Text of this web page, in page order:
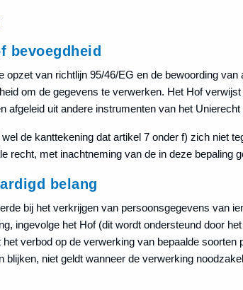
bevoegdheid
opzet van richtlijn 95/46/EG en de bewoording
om de gegevens te verwerken. Het Hof
afgeleid uit andere instrumenten van het
de kanttekening dat artikel 7 onder f) zich niet
recht, met inachtneming van de in deze bepaling
belang
bij het verkrijgen van persoonsgegevens van
ingevolge het Hof (dit wordt ondersteund door
het verbod op de verwerking van bepaalde
blijken, niet geldt wanneer de verwerking